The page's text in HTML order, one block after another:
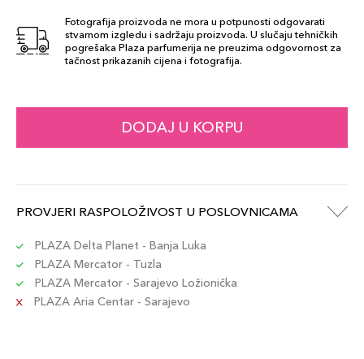
STOPPER 840
Šifra artikla
887167615069
113,00 KM
+11 PLAZA cvjetića
826 - MODERN
POWERFUL
Šifra artikla
113,00 KM
888 - POWER
Fotografija proizvoda ne mora u potpunosti odgovarati
stvarnom izgledu i sadržaju proizvoda. U slučaju tehničkih
pogrešaka Plaza parfumerija ne preuzima odgovornost za
tačnost prikazanih cijena i fotografija.
DODAJ U KORPU
PROVJERI RASPOLOŽIVOST U POSLOVNICAMA
PLAZA Delta Planet - Banja Luka
PLAZA Mercator - Tuzla
PLAZA Mercator - Sarajevo Ložionička
PLAZA Aria Centar - Sarajevo